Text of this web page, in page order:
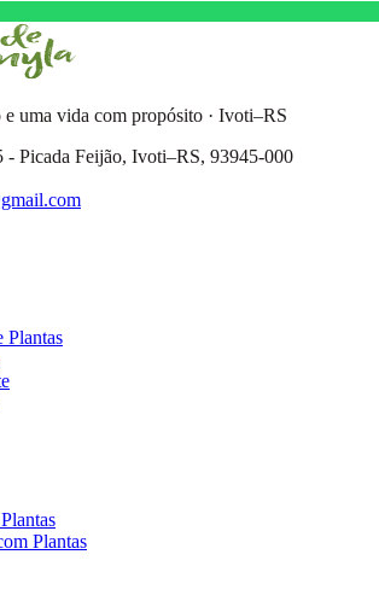
e uma vida com propósito · Ivoti–RS
- Picada Feijão, Ivoti–RS, 93945-000
Plantas
Plantas